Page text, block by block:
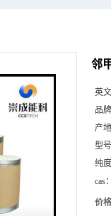
邻
英
品
产
型
纯
cas
价